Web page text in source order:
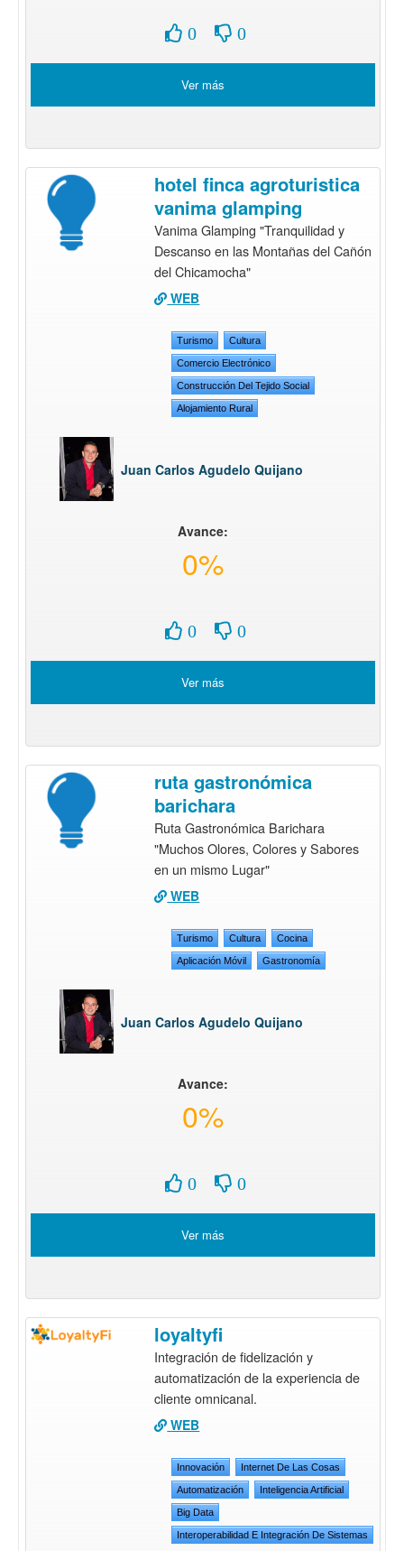
0 0
Ver más
hotel finca agroturistica
vanima glamping
Vanima Glamping "Tranquilidad y
Descanso en las Montañas del Cañón
del Chicamocha"
WEB
Turismo Cultura
Comercio Electrónico
Construcción Del Tejido Social
Alojamiento Rural
Juan Carlos Agudelo Quijano
Avance:
0%
0 0
Ver más
ruta gastronómica
barichara
Ruta Gastronómica Barichara
"Muchos Olores, Colores y Sabores
en un mismo Lugar"
WEB
Turismo Cultura Cocina
Aplicación Móvil Gastronomía
Juan Carlos Agudelo Quijano
Avance:
0%
0 0
Ver más
loyaltyfi
Integración de fidelización y
automatización de la experiencia de
cliente omnicanal.
WEB
Innovación Internet De Las Cosas
Automatización Inteligencia Artificial
Big Data
Interoperabilidad E Integración De Sistemas